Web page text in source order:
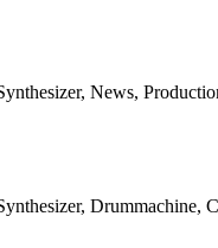
News,
Drummachine,